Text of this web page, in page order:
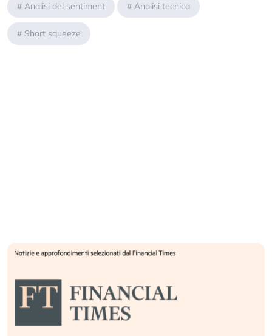
# Analisi del sentiment # Analisi tecnica
# Short squeeze